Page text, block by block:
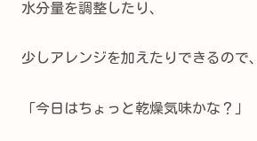
水分量を調整したり、
少しアレンジを加えたりできるので、
「今日はちょっと乾燥気味かな？」